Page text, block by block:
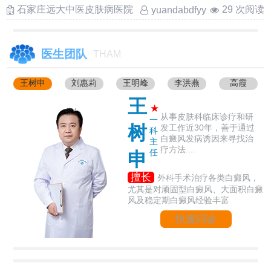
石家庄远大中医皮肤病医院
yuandabdfyy 29 次阅读
医生团队 THAM
王树申 刘惠莉 王明峰 李洪燕 高霞
王
树
申
★
一
科
主
任
从事皮肤科临床诊疗和研
发工作近30年，善于通过
白癜风发病诱因来寻找治
疗方法....
擅长
外科手术治疗各类白癜风，
尤其是对顽固型白癜风、大面积白癜
风及稳定期白癜风经验丰富
快速问诊